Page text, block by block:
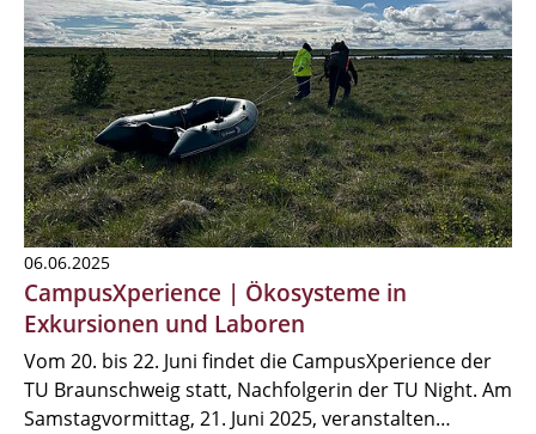
06.06.2025
CampusXperience | Ökosysteme in
Exkursionen und Laboren
Vom 20. bis 22. Juni findet die CampusXperience der
TU Braunschweig statt, Nachfolgerin der TU Night. Am
Samstagvormittag, 21. Juni 2025, veranstalten…